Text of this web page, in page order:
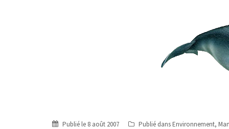
Publié le 8 août 2007 Publié dans Environnement,